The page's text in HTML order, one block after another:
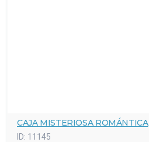
CAJA MISTERIOSA ROMÁNTICA
ID: 11145